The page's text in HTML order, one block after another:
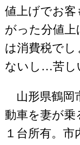
値上げでお客
がった分値
は消費税で
ないし…苦し
山形県鶴岡
動車を妻が乗
１台所有。